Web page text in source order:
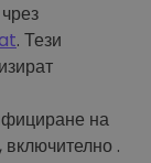
. Тези
на
включително .